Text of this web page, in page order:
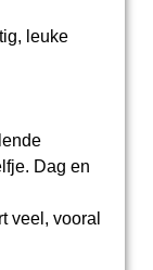
leuke
Dag en
veel, vooral